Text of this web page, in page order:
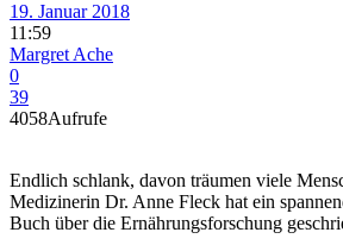
19. Januar 2018
11:59
Margret Ache
0
39
4058Aufrufe
Endlich schlank, davon träumen viele
Medizinerin Dr. Anne Fleck hat ein
Buch über die Ernährungsforschung